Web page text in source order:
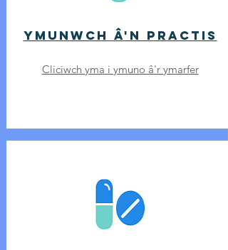
YMUNWCH Â'N PRACTIS
Cliciwch yma i ymuno â'r ymarfer